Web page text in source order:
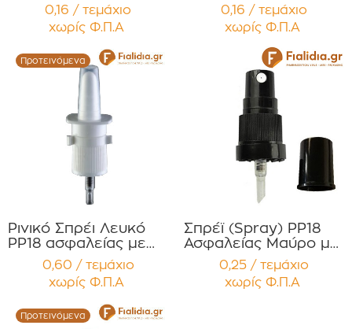
Φιαλίδια Αρωμάτων
Συσκευασία 12
τεμαχίων
0,16 / τεμάχιο
χωρίς Φ.Π.Α
Φιαλίδια Αρωμάτων
Συσκευασία 12
τεμαχίων
0,16 / τεμάχιο
χωρίς Φ.Π.Α
Προτεινόμενα
Ρινικό Σπρέι Λευκό
PP18 ασφαλείας με
Προστατευτικό
Διάφανο Καπάκι
Συσκευασία 12
0,60 / τεμάχιο
χωρίς Φ.Π.Α
Σπρέϊ (Spray) PP18
Ασφαλείας Μαύρο με
μαύρο προστατευτικό
καπάκι Συσκευασία 12
τεμαχίων
0,25 / τεμάχιο
χωρίς Φ.Π.Α
Προτεινόμενα